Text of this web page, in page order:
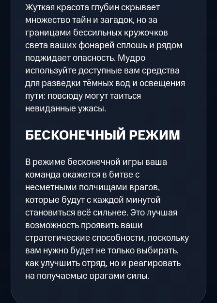
Жуткая красота глубин скрывает
множество тайн и загадок, но за
границами бессильных кружочков
света ваших фонарей сплошь и рядом
поджидает опасность. Мудро
используйте доступные вам средства
для разведки тёмных вод и освещения
пути: повсюду могут таиться
невиданные ужасы.
БЕСКОНЕЧНЫЙ РЕЖИМ
В режиме бесконечной игры ваша
команда окажется в битве с
несметными полчищами врагов,
которые будут с каждой минутой
становиться всё сильнее. Это лучшая
возможность проявить ваши
стратегические способности, поскольку
вам нужно будет не только выбирать,
как улучшить отряд, но и реагировать
на получаемые врагами силы.